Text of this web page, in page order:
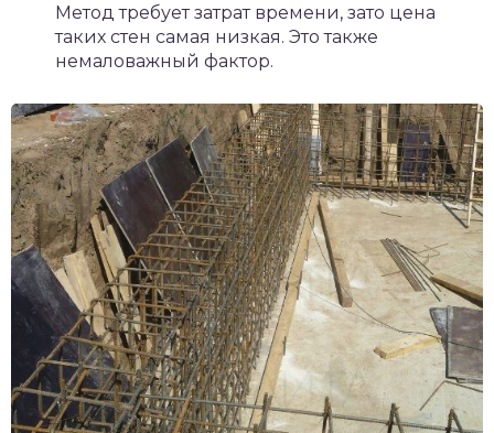
Метод требует затрат времени, зато цена
таких стен самая низкая. Это также
немаловажный фактор.